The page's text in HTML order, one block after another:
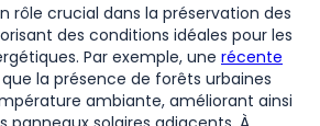
rôle crucial dans la préservation des
des conditions idéales pour les
Par exemple, une récente
la présence de forêts urbaines
ambiante, améliorant ainsi